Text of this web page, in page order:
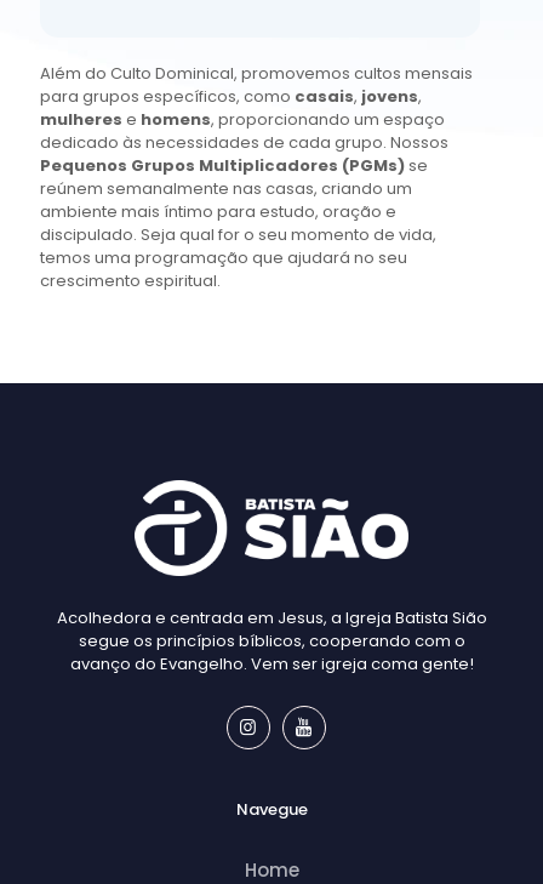
Além do Culto Dominical, promovemos cultos mensais
para grupos específicos, como casais, jovens,
mulheres e homens, proporcionando um espaço
dedicado às necessidades de cada grupo. Nossos
Pequenos Grupos Multiplicadores (PGMs)se
reúnem semanalmente nas casas, criando um
ambiente mais íntimo para estudo, oração e
discipulado. Seja qual for o seu momento de vida,
temos uma programação que ajudará no seu
crescimento espiritual.
Acolhedora e centrada em Jesus, a Igreja Batista Sião
segue os princípios bíblicos, cooperando com o
avanço do Evangelho. Vem ser igreja coma gente!
Navegue
Home